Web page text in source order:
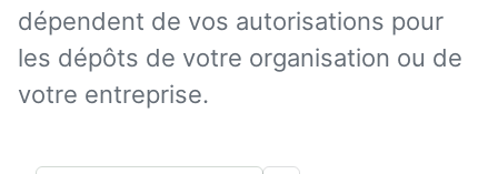
dépendent de vos autorisations pour
les dépôts de votre organisation ou de
votre entreprise.